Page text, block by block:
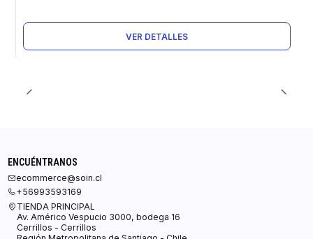
VER DETALLES
ENCUÉNTRANOS
ecommerce@soin.cl
+56993593169
TIENDA PRINCIPAL
Av. Américo Vespucio 3000, bodega 16
Cerrillos - Cerrillos